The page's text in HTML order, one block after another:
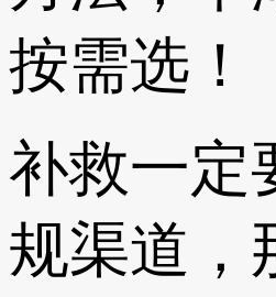
按需选！
补救一定
规渠道，